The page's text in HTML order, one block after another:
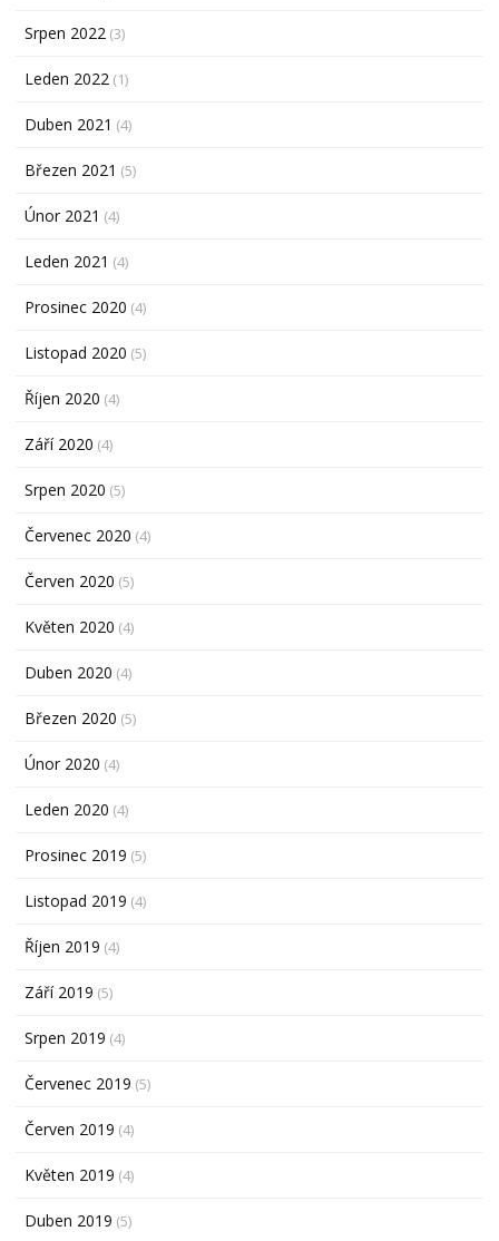
Srpen 2022 (3)
Leden 2022 (1)
Duben 2021 (4)
Březen 2021 (5)
Únor 2021 (4)
Leden 2021 (4)
Prosinec 2020 (4)
Listopad 2020 (5)
Říjen 2020 (4)
Září 2020 (4)
Srpen 2020 (5)
Červenec 2020 (4)
Červen 2020 (5)
Květen 2020 (4)
Duben 2020 (4)
Březen 2020 (5)
Únor 2020 (4)
Leden 2020 (4)
Prosinec 2019 (5)
Listopad 2019 (4)
Říjen 2019 (4)
Září 2019 (5)
Srpen 2019 (4)
Červenec 2019 (5)
Červen 2019 (4)
Květen 2019 (4)
Duben 2019 (5)